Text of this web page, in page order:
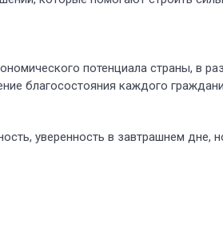
потенциала страны, в
благосостояния каждого
уверенность в завтрашнем дне,